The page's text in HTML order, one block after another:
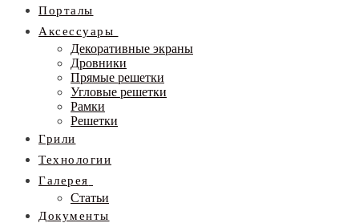
Порталы
Аксессуары
Декоративные экраны
Дровники
Прямые решетки
Угловые решетки
Рамки
Решетки
Грили
Технологии
Галерея
Статьи
Документы